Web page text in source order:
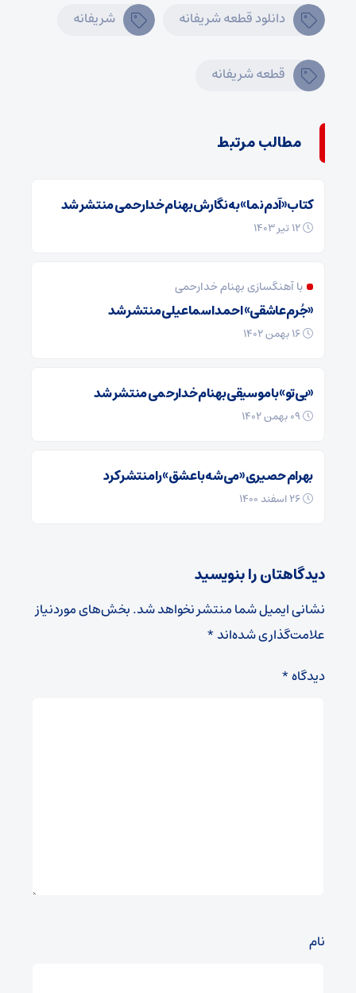
دانلود قطعه شریفانه شریفانه
قطعه شریفانه
مطالب مرتبط
کتاب «آدم نما» به نگارش بهنام خدارحمی منتشر شد
با آهنگسازی بهنام خدارحمی
«جُرم عاشقی» احمد اسماعیلی منتشر شد
«بی‌تو» با موسیقی بهنام خدارحمی منتشر شد
بهرام حصیری «می‌شه با عشق» را منتشر کرد
دیدگاهتان را بنویسید
نشانی ایمیل شما منتشر نخواهد شد.بخش‌های موردنیاز
علامت‌گذاری شده‌اند*
دیدگاه*
نام